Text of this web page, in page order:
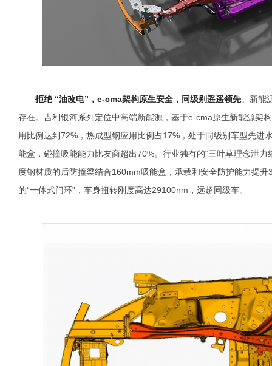
拒绝 “油改电”，e-cma架构原生安全，同级别遥遥领先。新能
存在。吉利银河系列定位中高端新能源，基于e-cma原生新能源架
用比例达到72%，热成型钢应用比例占17%，处于同级别车型先
能盒，碰撞吸能能力比友商超出70%。行业独有的“三叶草理念泄
度钢材质的后防撞梁结合160mm吸能盒，承载和安全防护能力提
的“一体式门环”，车身扭转刚度高达29100nm，远超同级车。